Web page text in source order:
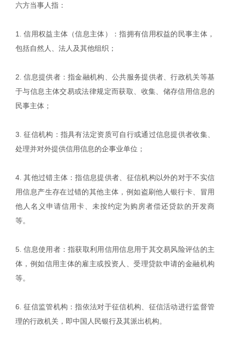
六方当事人指：
1. 信用权益主体（信息主体）：指拥有信用权益的民事主体，
包括自然人、法人及其他组织；
2. 信息提供者：指金融机构、公共服务提供者、行政机关等基
于与信息主体交易或法律规定而获取、收集、储存信用信息的
民事主体；
3. 征信机构：指具有法定资质可自行或通过信息提供者收集、
处理并对外提供信用信息的企事业单位；
4. 其他过错主体：指信息提供者、征信机构以外的对于不实信
用信息产生存在过错的其他主体，例如盗刷他人银行卡、冒用
他人名义申请信用卡、未按约定为购房者偿还贷款的开发商
等。
5. 信息使用者：指获取利用信用信息用于其交易风险评估的主
体，例如信用主体的雇主或投资人、受理贷款申请的金融机构
等。
6. 征信监管机构：指依法对于征信机构、征信活动进行监督管
理的行政机关，即中国人民银行及其派出机构。